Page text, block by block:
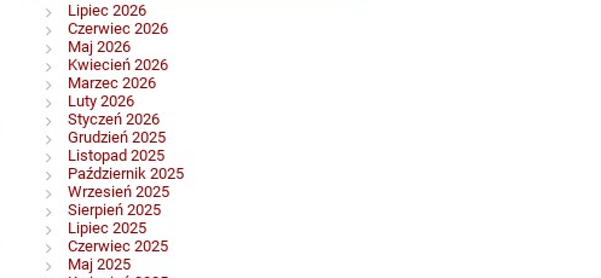
Lipiec 2026
Czerwiec 2026
Maj 2026
Kwiecień 2026
Marzec 2026
Luty 2026
Styczeń 2026
Grudzień 2025
Listopad 2025
Październik 2025
Wrzesień 2025
Sierpień 2025
Lipiec 2025
Czerwiec 2025
Maj 2025